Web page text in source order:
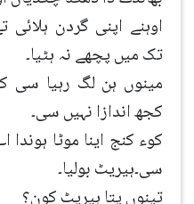
اوہنے اپنی گردن
تک میں پچھے نہ ہٹیا۔
مینوں ہن لگ رہیا سی
کجھ اندازا نہیں سی۔
کوء کنج اینا موٹا ہوندا
سی۔ہیریٹ بولیا۔